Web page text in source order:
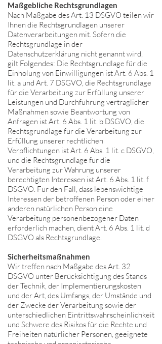
Maßgebliche Rechtsgrundlagen
Nach Maßgabe des Art. 13 DSGVO teilen wir
Ihnen die Rechtsgrundlagen unserer
Datenverarbeitungen mit. Sofern die
Rechtsgrundlage in der
Datenschutzerklärung nicht genannt wird,
gilt Folgendes: Die Rechtsgrundlage für die
Einholung von Einwilligungen ist Art. 6 Abs. 1
lit. a und Art. 7 DSGVO, die Rechtsgrundlage
für die Verarbeitung zur Erfüllung unserer
Leistungen und Durchführung vertraglicher
Maßnahmen sowie Beantwortung von
Anfragen ist Art. 6 Abs. 1 lit. b DSGVO, die
Rechtsgrundlage für die Verarbeitung zur
Erfüllung unserer rechtlichen
Verpflichtungen ist Art. 6 Abs. 1 lit. c DSGVO,
und die Rechtsgrundlage für die
Verarbeitung zur Wahrung unserer
berechtigten Interessen ist Art. 6 Abs. 1 lit. f
DSGVO. Für den Fall, dass lebenswichtige
Interessen der betroffenen Person oder einer
anderen natürlichen Person eine
Verarbeitung personenbezogener Daten
erforderlich machen, dient Art. 6 Abs. 1 lit. d
DSGVO als Rechtsgrundlage.
Sicherheitsmaßnahmen
Wir treffen nach Maßgabe des Art. 32
DSGVO unter Berücksichtigung des Stands
der Technik, der Implementierungskosten
und der Art, des Umfangs, der Umstände und
der Zwecke der Verarbeitung sowie der
unterschiedlichen Eintrittswahrscheinlichkeit
und Schwere des Risikos für die Rechte und
Freiheiten natürlicher Personen, geeignete